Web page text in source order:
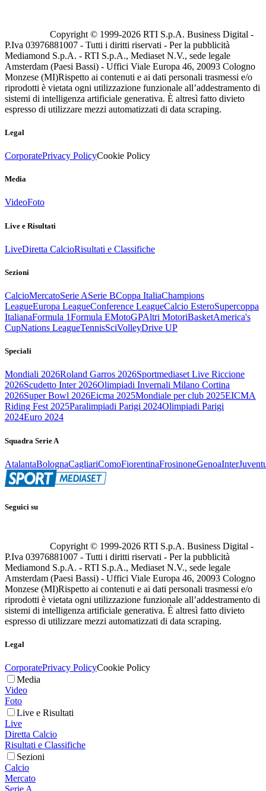
Copyright © 1999-2026 RTI S.p.A. Business Digital -
P.Iva 03976881007 - Tutti i diritti riservati - Per la pubblicità
Mediamond S.p.A. - RTI S.p.A., Mediaset N.V., sede legale
Amsterdam (Paesi Bassi) - Uffici Viale Europa 46, 20093 Cologno
Monzese (MI)Rispetto ai contenuti e ai dati personali trasmessi e/o
riprodotti è vietata ogni utilizzazione funzionale all’addestramento di
sistemi di intelligenza artificiale generativa. È altresì fatto divieto
espresso di utilizzare mezzi automatizzati di data scraping.
Legal
CorporatePrivacy PolicyCookie Policy
Media
VideoFoto
Live e Risultati
LiveDiretta CalcioRisultati e Classifiche
Sezioni
CalcioMercatoSerie ASerie BCoppa ItaliaChampions
LeagueEuropa LeagueConference LeagueCalcio EsteroSupercoppa
ItalianaFormula 1Formula EMotoGPAltri MotoriBasketAmerica's
CupNations LeagueTennisSciVolleyDrive UP
Speciali
Mondiali 2026Roland Garros 2026Sportmediaset Live Riccione
2026Scudetto Inter 2026Olimpiadi Invernali Milano Cortina
2026Super Bowl 2026Eicma 2025Mondiale per club 2025EICMA
Riding Fest 2025Paralimpiadi Parigi 2024Olimpiadi Parigi
2024Euro 2024
Squadra Serie A
AtalantaBolognaCagliariComoFiorentinaFrosinoneGenoaInter
Seguici su
Copyright © 1999-2026 RTI S.p.A. Business Digital -
P.Iva 03976881007 - Tutti i diritti riservati - Per la pubblicità
Mediamond S.p.A. - RTI S.p.A., Mediaset N.V., sede legale
Amsterdam (Paesi Bassi) - Uffici Viale Europa 46, 20093 Cologno
Monzese (MI)Rispetto ai contenuti e ai dati personali trasmessi e/o
riprodotti è vietata ogni utilizzazione funzionale all’addestramento di
sistemi di intelligenza artificiale generativa. È altresì fatto divieto
espresso di utilizzare mezzi automatizzati di data scraping.
Legal
CorporatePrivacy PolicyCookie Policy
Media
Video
Foto
Live e Risultati
Live
Diretta Calcio
Risultati e Classifiche
Sezioni
Calcio
Mercato